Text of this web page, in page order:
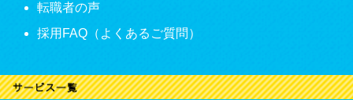
転職者の声
採用FAQ（よくあるご質問）